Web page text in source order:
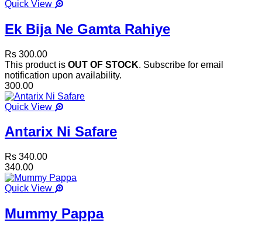
Quick View
Ek Bija Ne Gamta Rahiye
Rs 300.00
This product is OUT OF STOCK. Subscribe for email
notification upon availability.
300.00
Quick View
Antarix Ni Safare
Rs 340.00
340.00
Quick View
Mummy Pappa